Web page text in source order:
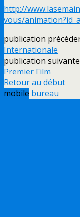
http://
vous/
publication
Internationale
publication suivante
Premier Film
Retour au début
mobile bureau